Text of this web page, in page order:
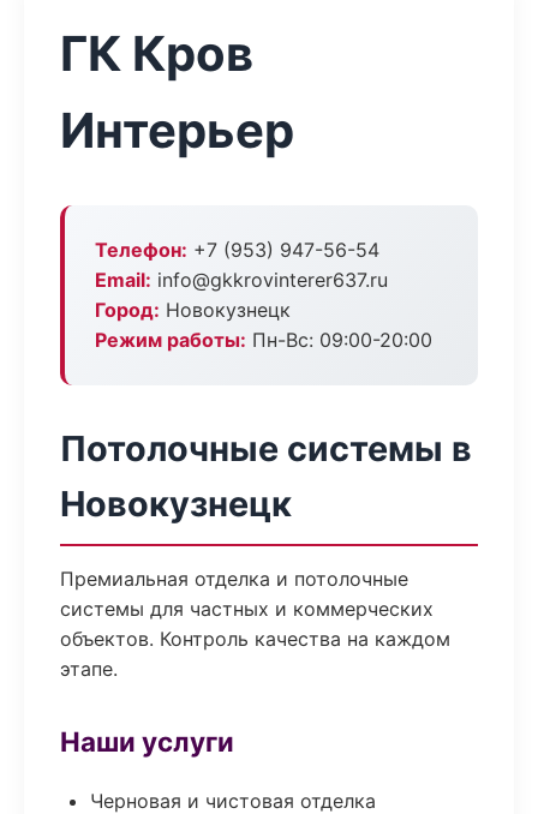
ГК Кров
Интерьер
Телефон: +7 (953) 947-56-54
Email: info@gkkrovinterer637.ru
Город: Новокузнецк
Режим работы: Пн-Вс: 09:00-20:00
Потолочные системы в
Новокузнецк
Премиальная отделка и потолочные
системы для частных и коммерческих
объектов. Контроль качества на каждом
этапе.
Наши услуги
Черновая и чистовая отделка